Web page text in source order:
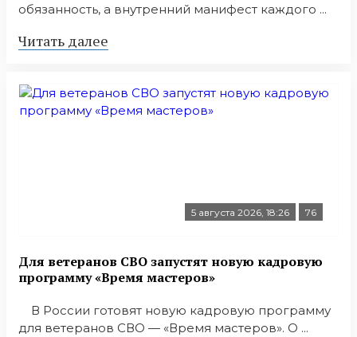
обязанность, а внутренний манифест каждого ...
Читать далее
5 августа 2026, 18:26 76
Для ветеранов СВО запустят новую кадровую
программу «Время мастеров»
В России готовят новую кадровую программу
для ветеранов СВО — «Время мастеров». О ...